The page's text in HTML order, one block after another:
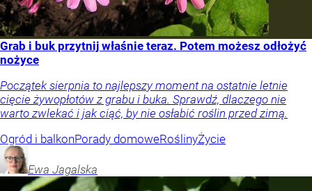
Grab i buk przytnij właśnie teraz. Potem możesz odłożyć
nożyce
Początek sierpnia to najlepszy moment na ostatnie letnie
cięcie żywopłotów z grabu i buka. Sprawdź, dlaczego nie
warto zwlekać i jak ciąć, by nie osłabić roślin przed zimą.
Ogród i balkonPorady domoweRoślinyŻycie
Ewa Jagalska